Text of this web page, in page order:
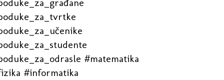
#matematika
#informatika